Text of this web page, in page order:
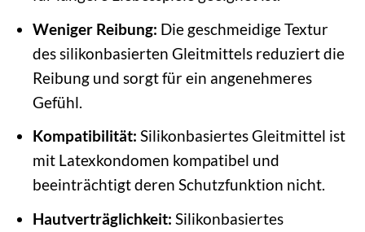
Weniger Reibung: Die geschmeidige Textur
des silikonbasierten Gleitmittels reduziert die
Reibung und sorgt für ein angenehmeres
Gefühl.
Kompatibilität: Silikonbasiertes Gleitmittel ist
mit Latexkondomen kompatibel und
beeinträchtigt deren Schutzfunktion nicht.
Hautverträglichkeit: Silikonbasiertes